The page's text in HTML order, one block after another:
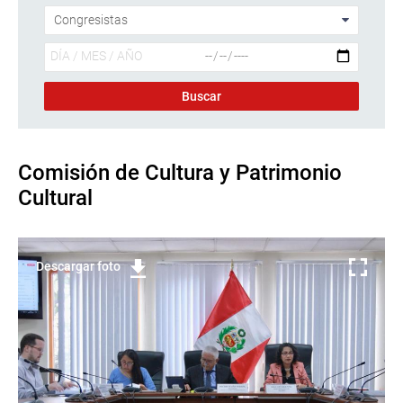
Comisión de Cultura y Patrimonio
Cultural
Descargar foto